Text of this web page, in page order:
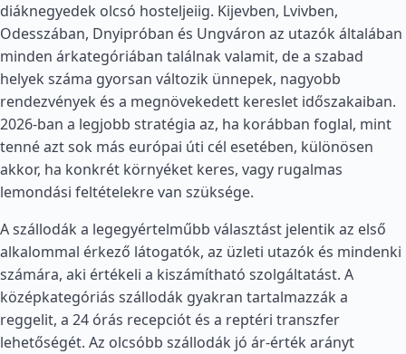
diáknegyedek olcsó hosteljeiig. Kijevben, Lvivben,
Odesszában, Dnyipróban és Ungváron az utazók általában
minden árkategóriában találnak valamit, de a szabad
helyek száma gyorsan változik ünnepek, nagyobb
rendezvények és a megnövekedett kereslet időszakaiban.
2026-ban a legjobb stratégia az, ha korábban foglal, mint
tenné azt sok más európai úti cél esetében, különösen
akkor, ha konkrét környéket keres, vagy rugalmas
lemondási feltételekre van szüksége.
A szállodák a legegyértelműbb választást jelentik az első
alkalommal érkező látogatók, az üzleti utazók és mindenki
számára, aki értékeli a kiszámítható szolgáltatást. A
középkategóriás szállodák gyakran tartalmazzák a
reggelit, a 24 órás recepciót és a reptéri transzfer
lehetőségét. Az olcsóbb szállodák jó ár-érték arányt